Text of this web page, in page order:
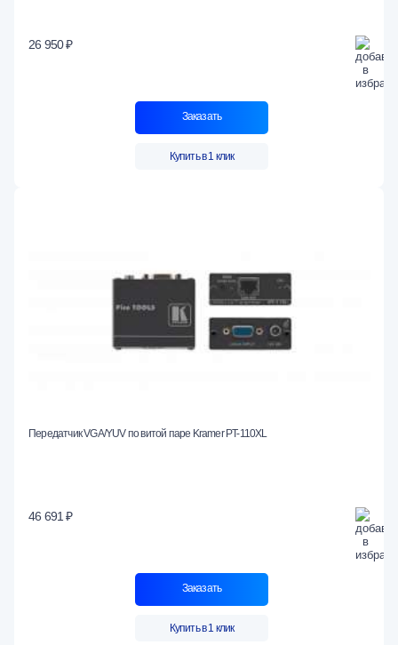
26 950 ₽
Заказать
Купить в 1 клик
Передатчик VGA/YUV по витой паре Kramer PT-110XL
46 691 ₽
Заказать
Купить в 1 клик